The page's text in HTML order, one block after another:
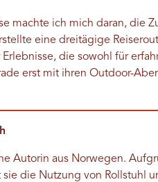
machte ich mich daran, die
eine dreitägige
die sowohl für
erst mit ihren Outdoor-
Autorin aus Norwegen.
die Nutzung von Rollstuhl